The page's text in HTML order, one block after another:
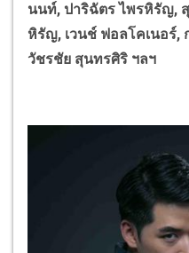
นนท์, ปาริฉัตร ไพรหิรัญ,
หิรัญ, เวนช์ ฟอลโคเนอร์,
วัชรชัย สุนทรศิริ ฯลฯ